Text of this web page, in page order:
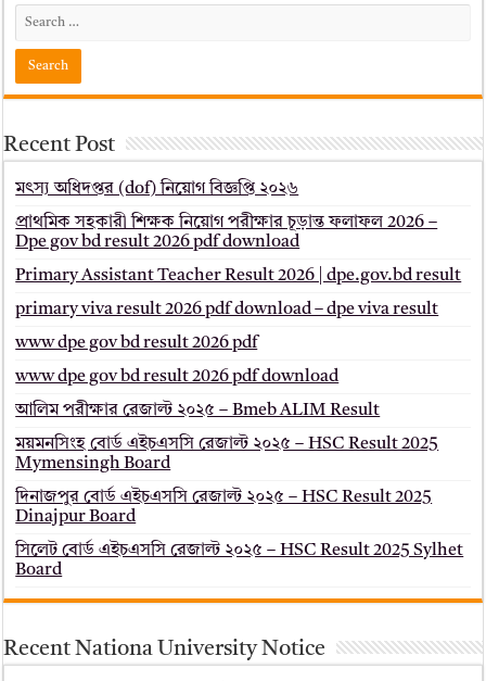
Recent Post
মৎস্য অধিদপ্তর (dof) নিয়োগ বিজ্ঞপ্তি ২০২৬
প্রাথমিক সহকারী শিক্ষক নিয়োগ পরীক্ষার চূড়ান্ত ফলাফল 2026 –
Dpe gov bd result 2026 pdf download
Primary Assistant Teacher Result 2026 | dpe.gov.bd result
primary viva result 2026 pdf download – dpe viva result
www dpe gov bd result 2026 pdf
www dpe gov bd result 2026 pdf download
আলিম পরীক্ষার রেজাল্ট ২০২৫ – Bmeb ALIM Result
ময়মনসিংহ বোর্ড এইচএসসি রেজাল্ট ২০২৫ – HSC Result 2025
Mymensingh Board
দিনাজপুর বোর্ড এইচএসসি রেজাল্ট ২০২৫ – HSC Result 2025
Dinajpur Board
সিলেট বোর্ড এইচএসসি রেজাল্ট ২০২৫ – HSC Result 2025 Sylhet
Board
Recent Nationa University Notice